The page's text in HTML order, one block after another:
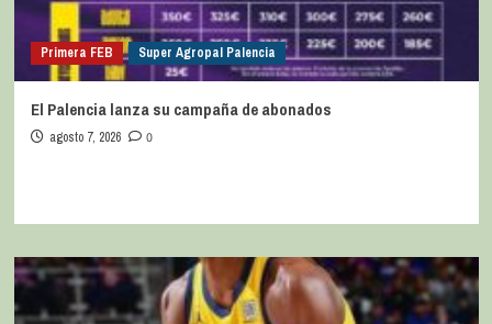
Primera FEB Super Agropal Palencia
El Palencia lanza su campaña de abonados
agosto 7, 2026 0